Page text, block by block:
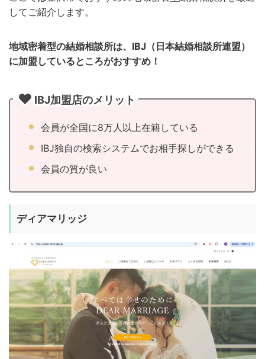
してご紹介します。
地域密着型の結婚相談所は、IBJ（日本結婚相談所連盟）
に加盟しているところがおすすめ！
IBJ加盟店のメリット
会員が全国に8万人以上在籍している
IBJ独自の検索システムでお相手探しができる
会員の質が良い
ディアマリッジ